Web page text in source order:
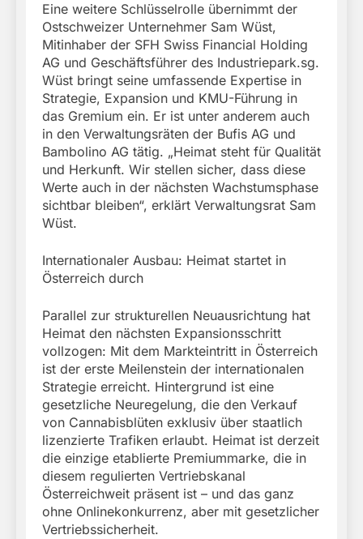
Eine weitere Schlüsselrolle übernimmt der
Ostschweizer Unternehmer Sam Wüst,
Mitinhaber der SFH Swiss Financial Holding
AG und Geschäftsführer des Industriepark.sg.
Wüst bringt seine umfassende Expertise in
Strategie, Expansion und KMU-Führung in
das Gremium ein. Er ist unter anderem auch
in den Verwaltungsräten der Bufis AG und
Bambolino AG tätig. „Heimat steht für Qualität
und Herkunft. Wir stellen sicher, dass diese
Werte auch in der nächsten Wachstumsphase
sichtbar bleiben“, erklärt Verwaltungsrat Sam
Wüst.
Internationaler Ausbau: Heimat startet in
Österreich durch
Parallel zur strukturellen Neuausrichtung hat
Heimat den nächsten Expansionsschritt
vollzogen: Mit dem Markteintritt in Österreich
ist der erste Meilenstein der internationalen
Strategie erreicht. Hintergrund ist eine
gesetzliche Neuregelung, die den Verkauf
von Cannabisblüten exklusiv über staatlich
lizenzierte Trafiken erlaubt. Heimat ist derzeit
die einzige etablierte Premiummarke, die in
diesem regulierten Vertriebskanal
Österreichweit präsent ist – und das ganz
ohne Onlinekonkurrenz, aber mit gesetzlicher
Vertriebssicherheit.